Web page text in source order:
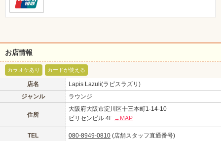
お店情報
カラオケあり カードが使える
店名
Lapis Lazuli(ラピスラズリ)
ジャンル
ラウンジ
住所
大阪府大阪市淀川区十三本町1-14-10
ビリセンビル 4F →MAP
TEL 080-8949-0810 (店舗スタッフ直通番号)
このお店をシェアする
LINE X (旧Twitter)
会員ログイン
女の子ログイン
北海道
甲信越 北陸
関東 静岡